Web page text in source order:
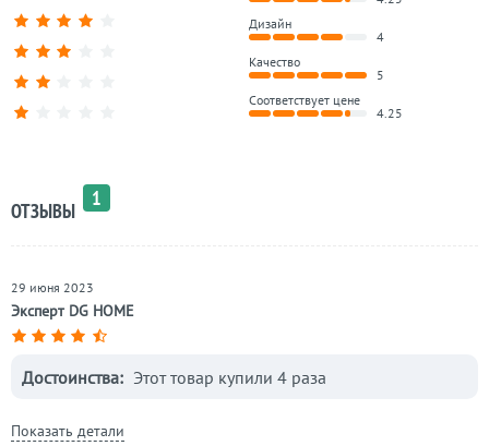
Дизайн
4
Качество
5
Соответствует цене
4.25
ОТЗЫВЫ
1
Эксперт DG HOME
29 июня 2023
Достоинства: Этот товар купили 4 раза
Показать детали